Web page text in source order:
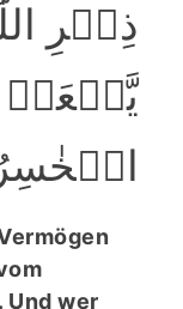
ذِکۡرِ
یَّفۡعَلۡ
Und wer